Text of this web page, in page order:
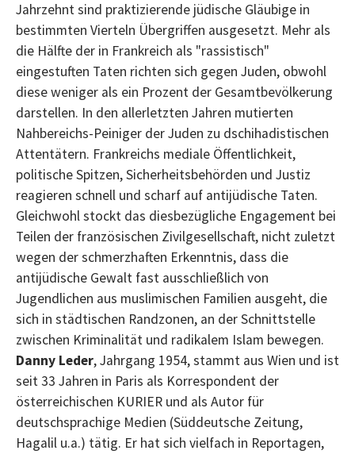
Jahrzehnt sind praktizierende jüdische Gläubige in
bestimmten Vierteln Übergriffen ausgesetzt. Mehr als
die Hälfte der in Frankreich als "rassistisch"
eingestuften Taten richten sich gegen Juden, obwohl
diese weniger als ein Prozent der Gesamtbevölkerung
darstellen. In den allerletzten Jahren mutierten
Nahbereichs-Peiniger der Juden zu dschihadistischen
Attentätern. Frankreichs mediale Öffentlichkeit,
politische Spitzen, Sicherheitsbehörden und Justiz
reagieren schnell und scharf auf antijüdische Taten.
Gleichwohl stockt das diesbezügliche Engagement bei
Teilen der französischen Zivilgesellschaft, nicht zuletzt
wegen der schmerzhaften Erkenntnis, dass die
antijüdische Gewalt fast ausschließlich von
Jugendlichen aus muslimischen Familien ausgeht, die
sich in städtischen Randzonen, an der Schnittstelle
zwischen Kriminalität und radikalem Islam bewegen.
Danny Leder, Jahrgang 1954, stammt aus Wien und ist
seit 33 Jahren in Paris als Korrespondent der
österreichischen KURIER und als Autor für
deutschsprachige Medien (Süddeutsche Zeitung,
Hagalil u.a.) tätig. Er hat sich vielfach in Reportagen,